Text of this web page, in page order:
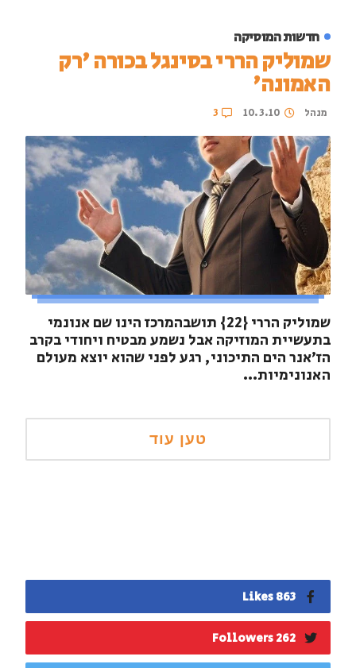
חדשות המוסיקה
שמוליק הררי בסינגל בכורה 'רק
האמונה'
מנהל 10.3.10
3
שמוליק הררי {22} תושבהמרכז הינו שם אנונמי
בתעשיית המוזיקה אבל נשמע מבטיח ויחודי בקרב
הז'אנר הים התיכוני, רגע לפני שהוא יוצא מעולם
האנונימיות...
863 Likes
262 Followers